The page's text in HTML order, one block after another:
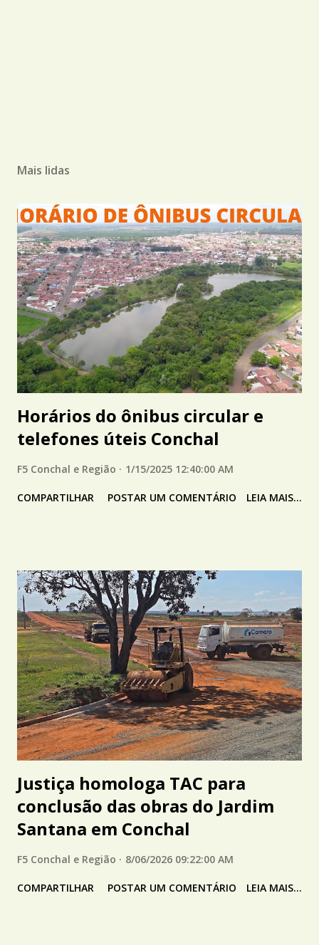
Mais lidas
Horários do ônibus circular e
telefones úteis Conchal
F5 Conchal e Região 1/15/2025 12:40:00 AM
COMPARTILHAR POSTAR UM COMENTÁRIO LEIA MAIS...
Justiça homologa TAC para
conclusão das obras do Jardim
Santana em Conchal
F5 Conchal e Região 8/06/2026 09:22:00 AM
COMPARTILHAR POSTAR UM COMENTÁRIO LEIA MAIS...